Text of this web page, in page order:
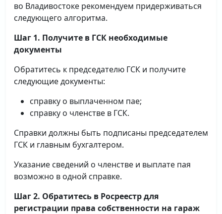
во Владивостоке рекомендуем придерживаться
следующего алгоритма.
Шаг 1. Получите в ГСК необходимые
документы
Обратитесь к председателю ГСК и получите
следующие документы:
справку о выплаченном пае;
справку о членстве в ГСК.
Справки должны быть подписаны председателем
ГСК и главным бухгалтером.
Указание сведений о членстве и выплате пая
возможно в одной справке.
Шаг 2. Обратитесь в Росреестр для
регистрации права собственности на гараж